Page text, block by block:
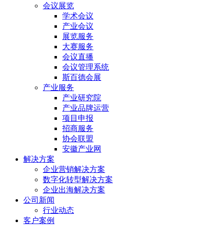
会议展览
学术会议
产业会议
展览服务
大赛服务
会议直播
会议管理系统
斯百德会展
产业服务
产业研究院
产业品牌运营
项目申报
招商服务
协会联盟
安徽产业网
解决方案
企业营销解决方案
数字化转型解决方案
企业出海解决方案
公司新闻
行业动态
客户案例